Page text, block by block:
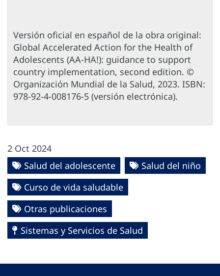
Versión oficial en español de la obra original:
Global Accelerated Action for the Health of
Adolescents (AA-HA!): guidance to support
country implementation, second edition. ©
Organización Mundial de la Salud, 2023. ISBN:
978-92-4-008176-5 (versión electrónica).
2 Oct 2024
Salud del adolescente
Salud del niño
Curso de vida saludable
Otras publicaciones
Sistemas y Servicios de Salud